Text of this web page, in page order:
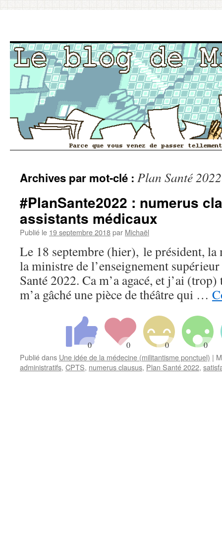
au
contenu
Archives par mot-clé : Plan Santé 2022
#PlanSante2022 : numerus
assistants médicaux
Publié le 19 septembre 2018par Michaël
Le 18 septembre (hier), le président, la
la ministre de l’enseignement
Santé 2022. Ca m’a agacé, et j’ai
m’a gâché une pièce de théâtre qui …
Publié dans Une idée de la médecine (militantisme ponctuel) |
administratifs, CPTS, numerus clausus, Plan Santé 2022,